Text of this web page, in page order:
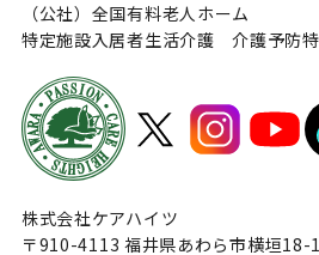
（公社）全国有料老人ホーム
特定施設入居者生活介護 介護予防
株式会社ケアハイツ
〒910-4113 福井県あわら市横垣18-